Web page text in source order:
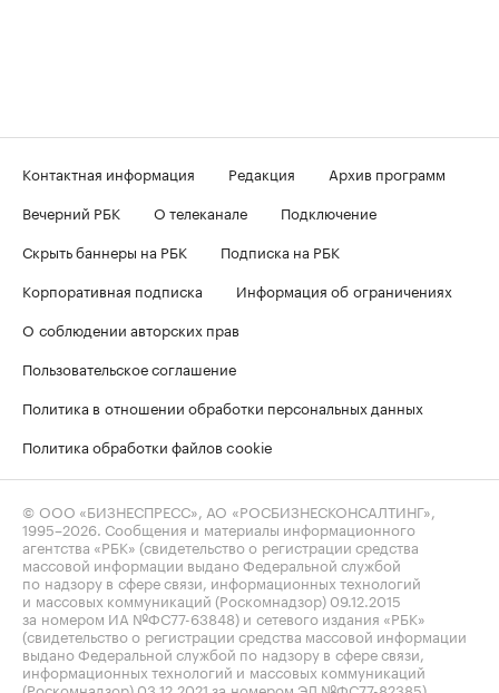
Контактная информация Редакция
Архив программ
Вечерний РБК
О телеканале
Подключение
Скрыть баннеры на РБК
Подписка на РБК
Корпоративная подписка
Информация об ограничениях
О соблюдении авторских прав
Пользовательское соглашение
Политика в отношении обработки персональных данных
Политика обработки файлов cookie
© ООО «БИЗНЕСПРЕСС», АО «РОСБИЗНЕСКОНСАЛТИНГ»,
1995–2026. Сообщения и материалы информационного
агентства «РБК» (свидетельство о регистрации средства
массовой информации выдано Федеральной службой
по надзору в сфере связи, информационных технологий
и массовых коммуникаций (Роскомнадзор) 09.12.2015
за номером ИА №ФС77-63848) и сетевого издания «РБК»
(свидетельство о регистрации средства массовой информации
выдано Федеральной службой по надзору в сфере связи,
информационных технологий и массовых коммуникаций